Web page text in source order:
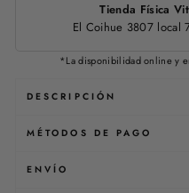
Tienda Física
El Coihue 3807 local
*La disponibilidad online y
DESCRIPCIÓN
MÉTODOS DE PAGO
ENVÍO